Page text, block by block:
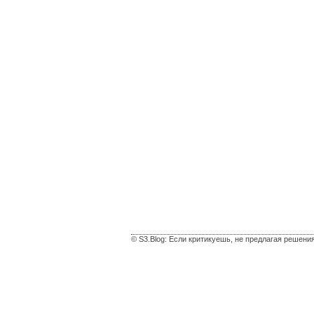
© S3.Blog: Если критикуешь, не предлагая